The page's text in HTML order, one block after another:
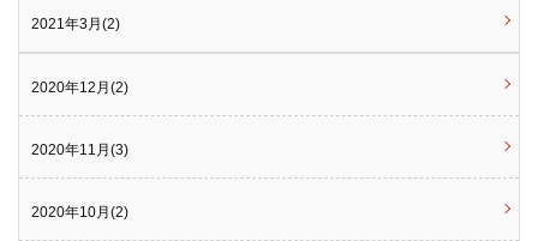
2021年3月(2)
2020年12月(2)
2020年11月(3)
2020年10月(2)